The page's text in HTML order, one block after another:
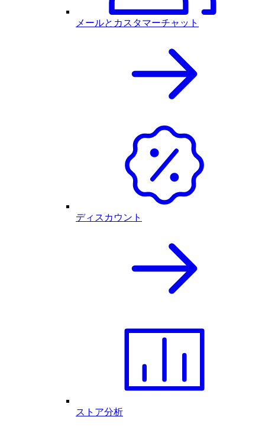
メールとカスタマーチャット
ディスカウント
ストア分析